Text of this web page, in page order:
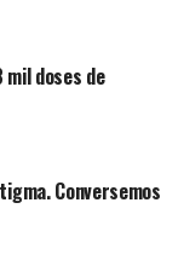
mil doses de
Conversemos